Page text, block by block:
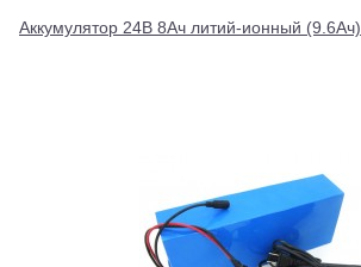
Аккумулятор 24В 8Ач литий-ионный (9.6Ач)